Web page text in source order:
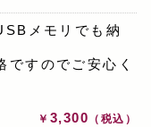
メモリでも納
ですのでご安心く
￥ 3,300 （税込）